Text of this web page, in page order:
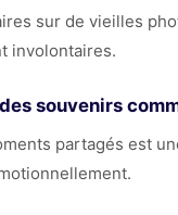
sur de vieilles
involontaires.
souvenirs
partagés est